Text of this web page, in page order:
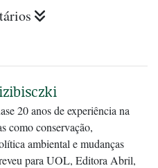
20 anos de experiência na
como conservação,
ambiental e mudanças
para UOL, Editora Abril,